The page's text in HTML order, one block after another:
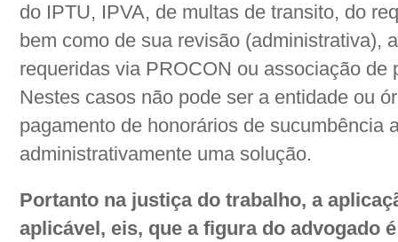
do IPTU, IPVA, de multas de transito, do
bem como de sua revisão (administrativa),
requeridas via PROCON ou associação de
Nestes casos não pode ser a entidade ou
pagamento de honorários de sucumbência
administrativamente uma solução.
Portanto na justiça do trabalho, a
aplicável, eis, que a figura do advogado